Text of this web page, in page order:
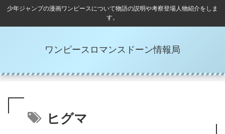
少年ジャンプの漫画ワンピースについて物語の説明や考察登場人物紹介をしま
す。
ワンピースロマンスドーン情報局
ヒグマ